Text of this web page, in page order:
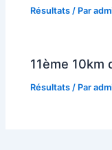
Résultats / Par
11ème 10km
Résultats / Par